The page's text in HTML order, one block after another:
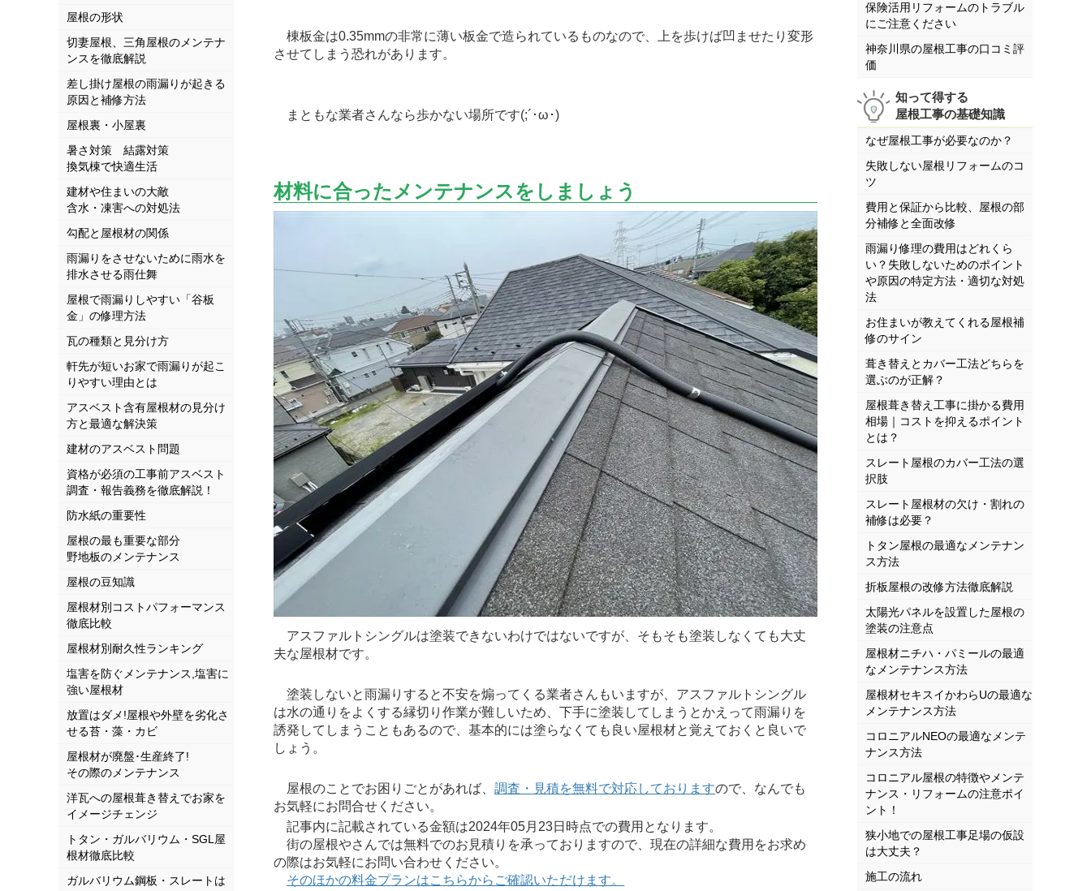
屋根の形状
切妻屋根、三角屋根のメンテナ
ンスを徹底解説
差し掛け屋根の雨漏りが起きる
原因と補修方法
屋根裏・小屋裏
暑さ対策 結露対策
換気棟で快適生活
建材や住まいの大敵
含水・凍害への対処法
勾配と屋根材の関係
雨漏りをさせないために雨水を
排水させる雨仕舞
屋根で雨漏りしやすい「谷板
金」の修理方法
瓦の種類と見分け方
軒先が短いお家で雨漏りが起こ
りやすい理由とは
アスベスト含有屋根材の見分け
方と最適な解決策
建材のアスベスト問題
資格が必須の工事前アスベスト
調査・報告義務を徹底解説！
防水紙の重要性
屋根の最も重要な部分
野地板のメンテナンス
屋根の豆知識
屋根材別コストパフォーマンス
徹底比較
屋根材別耐久性ランキング
塩害を防ぐメンテナンス,塩害に
強い屋根材
放置はダメ!屋根や外壁を劣化さ
せる苔・藻・カビ
屋根材が廃盤･生産終了!
その際のメンテナンス
洋瓦への屋根葺き替えでお家を
イメージチェンジ
トタン・ガルバリウム・SGL屋
根材徹底比較
ガルバリウム鋼板・スレートは
棟板金は0.35mmの非常に薄い板金で造られているものなので、上を歩けば凹ませたり変形
させてしまう恐れがあります。
まともな業者さんなら歩かない場所です(;´･ω･)
材料に合ったメンテナンスをしましょう
アスファルトシングルは塗装できないわけではないですが、そもそも塗装しなくても大丈
夫な屋根材です。
塗装しないと雨漏りすると不安を煽ってくる業者さんもいますが、アスファルトシングル
は水の通りをよくする縁切り作業が難しいため、下手に塗装してしまうとかえって雨漏りを
誘発してしまうこともあるので、基本的には塗らなくても良い屋根材と覚えておくと良いで
しょう。
屋根のことでお困りごとがあれば、調査・見積を無料で対応しておりますので、なんでも
お気軽にお問合せください。
記事内に記載されている金額は2024年05月23日時点での費用となります。
街の屋根やさんでは無料でのお見積りを承っておりますので、現在の詳細な費用をお求め
の際はお気軽にお問い合わせください。
そのほかの料金プランはこちらからご確認いただけます。
保険活用リフォームのトラブル
にご注意ください
神奈川県の屋根工事の口コミ評
価
知って得する
屋根工事の基礎知識
なぜ屋根工事が必要なのか？
失敗しない屋根リフォームのコ
ツ
費用と保証から比較、屋根の部
分補修と全面改修
雨漏り修理の費用はどれくら
い？失敗しないためのポイント
や原因の特定方法・適切な対処
法
お住まいが教えてくれる屋根補
修のサイン
葺き替えとカバー工法どちらを
選ぶのが正解？
屋根葺き替え工事に掛かる費用
相場｜コストを抑えるポイント
とは？
スレート屋根のカバー工法の選
択肢
スレート屋根材の欠け・割れの
補修は必要？
トタン屋根の最適なメンテナン
ス方法
折板屋根の改修方法徹底解説
太陽光パネルを設置した屋根の
塗装の注意点
屋根材ニチハ・パミールの最適
なメンテナンス方法
屋根材セキスイかわらUの最適な
メンテナンス方法
コロニアルNEOの最適なメンテ
ナンス方法
コロニアル屋根の特徴やメンテ
ナンス・リフォームの注意ポイ
ント！
狭小地での屋根工事足場の仮設
は大丈夫？
施工の流れ